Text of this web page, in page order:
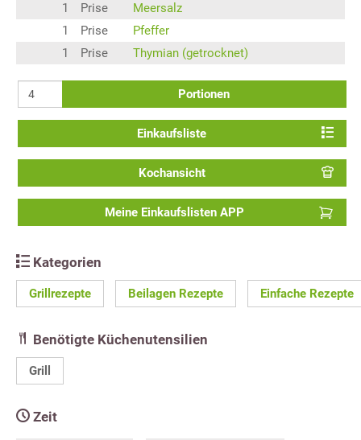
1
Prise
Meersalz
1
Prise
Pfeffer
1
Prise Thymian (getrocknet)
Portionen
Einkaufsliste
Kochansicht
Meine Einkaufslisten APP
Kategorien
Grillrezepte Beilagen Rezepte Einfache Rezepte
Benötigte Küchenutensilien
Grill
Zeit